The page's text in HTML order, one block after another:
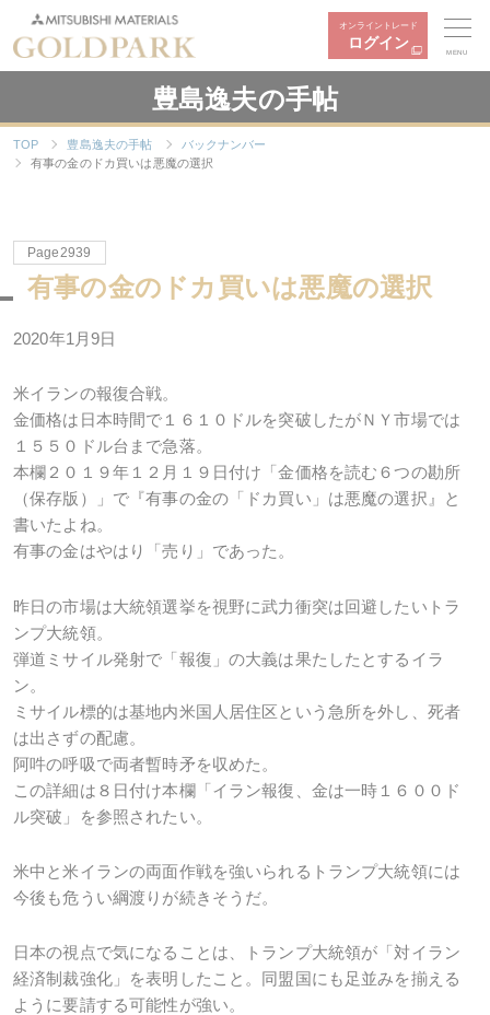
オンライントレード
ログイン
MENU
豊島逸夫の手帖
TOP 豊島逸夫の手帖
バックナンバー
有事の金のドカ買いは悪魔の選択
Page2939
有事の金のドカ買いは悪魔の選択
2020年1月9日
米イランの報復合戦。
金価格は日本時間で１６１０ドルを突破したがＮＹ市場では
１５５０ドル台まで急落。
本欄２０１９年１２月１９日付け「金価格を読む６つの勘所
（保存版）」で『有事の金の「ドカ買い」は悪魔の選択』と
書いたよね。
有事の金はやはり「売り」であった。
昨日の市場は大統領選挙を視野に武力衝突は回避したいトラ
ンプ大統領。
弾道ミサイル発射で「報復」の大義は果たしたとするイラ
ン。
ミサイル標的は基地内米国人居住区という急所を外し、死者
は出さずの配慮。
阿吽の呼吸で両者暫時矛を収めた。
この詳細は８日付け本欄「イラン報復、金は一時１６００ド
ル突破」を参照されたい。
米中と米イランの両面作戦を強いられるトランプ大統領には
今後も危うい綱渡りが続きそうだ。
日本の視点で気になることは、トランプ大統領が「対イラン
経済制裁強化」を表明したこと。同盟国にも足並みを揃える
ように要請する可能性が強い。